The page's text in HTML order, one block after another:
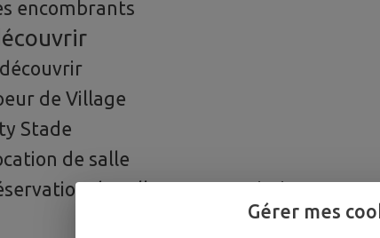
encombrants
de Village
Stade
de salle
de salle pour associations
Gérer mes